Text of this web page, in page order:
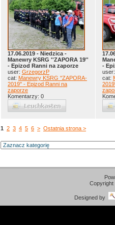
17.06.2019 - Niedzica -
Manewry KSRG ''ZAPORA 19''
- Epizod Ranni na zaporze
user: GrzegorzP
cat: Manewry KSRG ''ZAPORA-
2019'' - Epizod Ranni na
zaporze
Komentarzy: 0
-
cat:
1 2 3 4 5 6 > Ostatnia strona >
Designed by